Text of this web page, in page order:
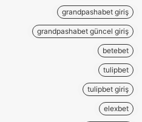
grandpashabet giriş
grandpashabet güncel giriş
betebet
tulipbet
tulipbet giriş
elexbet